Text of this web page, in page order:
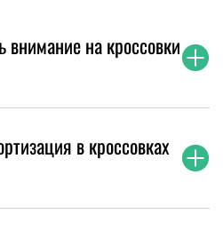
внимание на кроссовки
в кроссовках